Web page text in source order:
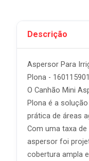
Descrição
Aspersor Para
Plona - 160115901
O Canhão Mini
Plona é a
prática de áreas
Com uma taxa
aspersor foi
cobertura ampla